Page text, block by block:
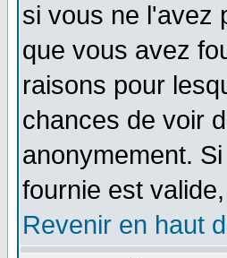
si vous ne l'avez
que vous avez
raisons pour
chances de voir
anonymement.
fournie est
Revenir en haut